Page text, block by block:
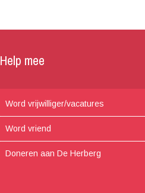
Help mee
Word vrijwilliger/vacatures
Word vriend
Doneren aan De Herberg